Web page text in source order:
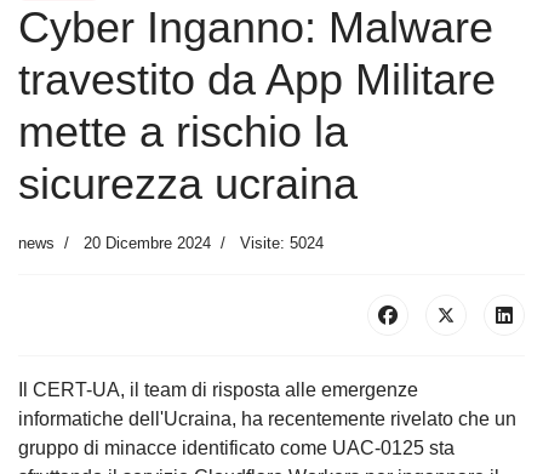
Cyber Inganno: Malware
travestito da App Militare
mette a rischio la
sicurezza ucraina
news 20 Dicembre 2024 Visite: 5024
Il CERT-UA, il team di risposta alle emergenze
informatiche dell'Ucraina, ha recentemente rivelato che un
gruppo di minacce identificato come UAC-0125 sta